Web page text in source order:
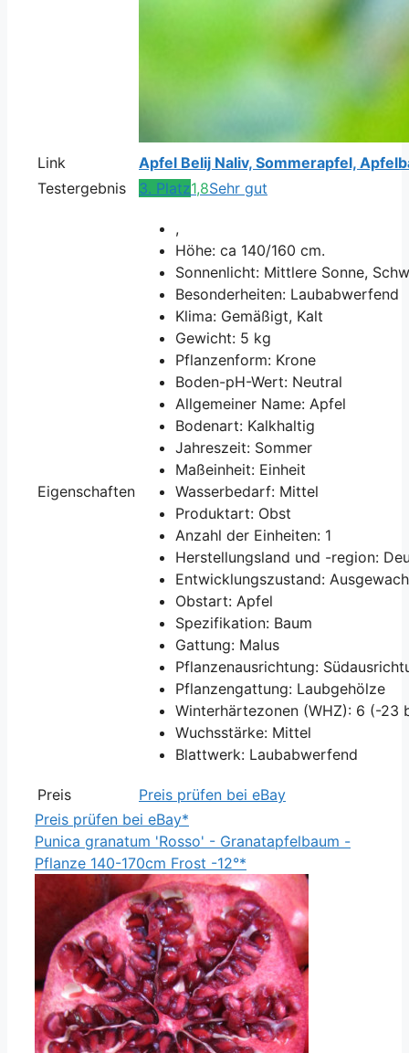
Link
Apfel Belij Naliv, Sommerapfel,
Testergebnis
3. Platz1,8Sehr gut
Eigenschaften
,
Höhe: ca 140/160 cm.
Sonnenlicht: Mittlere Sonne,
Besonderheiten: Laubabwerfend
Klima: Gemäßigt, Kalt
Gewicht: 5 kg
Pflanzenform: Krone
Boden-pH-Wert: Neutral
Allgemeiner Name: Apfel
Bodenart: Kalkhaltig
Jahreszeit: Sommer
Maßeinheit: Einheit
Wasserbedarf: Mittel
Produktart: Obst
Anzahl der Einheiten: 1
Herstellungsland und -region:
Entwicklungszustand:
Obstart: Apfel
Spezifikation: Baum
Gattung: Malus
Pflanzenausrichtung:
Pflanzengattung: Laubgehölze
Winterhärtezonen (WHZ): 6 (-23
Wuchsstärke: Mittel
Blattwerk: Laubabwerfend
Preis
Preis prüfen bei eBay
Preis prüfen bei eBay*
Punica granatum 'Rosso' - Granatapfelbaum -
Pflanze 140-170cm Frost -12°*